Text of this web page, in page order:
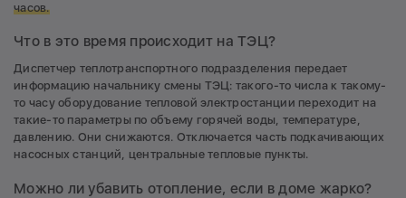
часов.
Что в это время происходит на ТЭЦ?
Диспетчер теплотранспортного подразделения передает
информацию начальнику смены ТЭЦ: такого-то числа к такому-
то часу оборудование тепловой электростанции переходит на
такие-то параметры по объему горячей воды, температуре,
давлению. Они снижаются. Отключается часть подкачивающих
насосных станций, центральные тепловые пункты.
Можно ли убавить отопление, если в доме жарко?